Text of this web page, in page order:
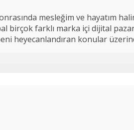
mesleğim ve hayatım
birçok farklı marka içi dijital
konular